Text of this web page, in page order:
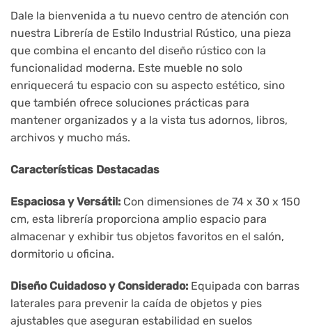
Dale la bienvenida a tu nuevo centro de atención con
nuestra Librería de Estilo Industrial Rústico, una pieza
que combina el encanto del diseño rústico con la
funcionalidad moderna. Este mueble no solo
enriquecerá tu espacio con su aspecto estético, sino
que también ofrece soluciones prácticas para
mantener organizados y a la vista tus adornos, libros,
archivos y mucho más.
Características Destacadas
Espaciosa y Versátil: Con dimensiones de 74 x 30 x 150
cm, esta librería proporciona amplio espacio para
almacenar y exhibir tus objetos favoritos en el salón,
dormitorio u oficina.
Diseño Cuidadoso y Considerado: Equipada con barras
laterales para prevenir la caída de objetos y pies
ajustables que aseguran estabilidad en suelos